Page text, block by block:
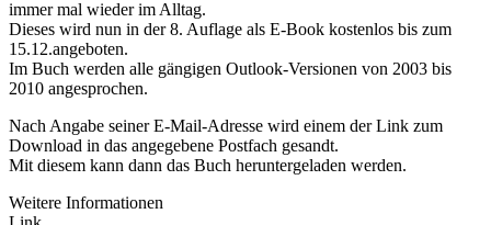
Microsoft
Office
bis
15.12.
downloaden
immer mal wieder im Alltag.
Dieses wird nun in der 8. Auflage als E-Book kostenlos bis zum
15.12.angeboten.
Im Buch werden alle gängigen Outlook-Versionen von 2003 bis
2010 angesprochen.
Nach Angabe seiner E-Mail-Adresse wird einem der Link zum
Download in das angegebene Postfach gesandt.
Mit diesem kann dann das Buch heruntergeladen werden.
Weitere Informationen